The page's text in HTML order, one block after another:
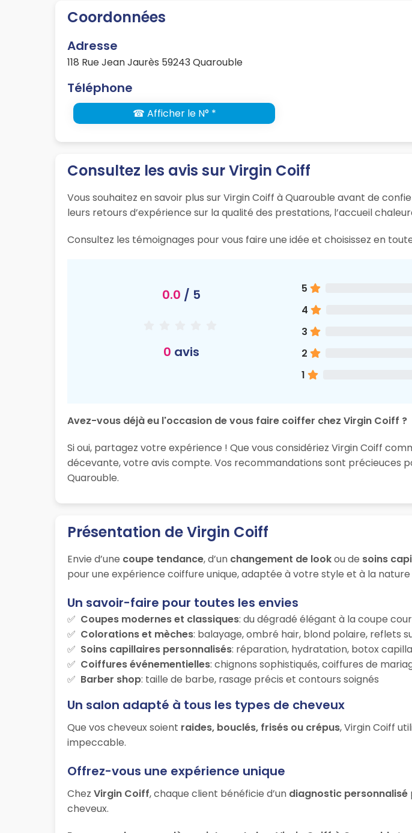
Coordonnées
Adresse
118 Rue Jean Jaurès 59243 Quarouble
Téléphone
☎ Afficher le N° *
Consultez les avis sur Virgin Coiff
Vous souhaitez en savoir plus sur Virgin Coiff à Quarouble avant de
leurs retours d’expérience sur la qualité des prestations, l’accueil
Consultez les témoignages pour vous faire une idée et choisissez en
0.0 / 5
0 avis
5
4
3
2
1
Avez-vous déjà eu l'occasion de vous faire coiffer chez Virgin Coiff ?
Si oui, partagez votre expérience ! Que vous considériez Virgin Coiff
décevante, votre avis compte. Vos recommandations sont précieuces
Quarouble.
Présentation de Virgin Coiff
Envie d’une coupe tendance, d’un changement de lookou de soins
pour une expérience coiffure unique, adaptée à votre style et à la nature
Un savoir-faire pour toutes les envies
Coupes modernes et classiques: du dégradé élégant à la coupe
Colorations et mèches: balayage, ombré hair, blond polaire, reflets
Soins capillaires personnalisés: réparation, hydratation, botox
Coiffures événementielles: chignons sophistiqués, coiffures de
Barber shop: taille de barbe, rasage précis et contours soignés
Un salon adapté à tous les types de cheveux
Que vos cheveux soient raides, bouclés, frisés ou crépus, Virgin Coiff
impeccable.
Offrez-vous une expérience unique
Chez Virgin Coiff, chaque client bénéficie d’un diagnostic personnalisé
cheveux.